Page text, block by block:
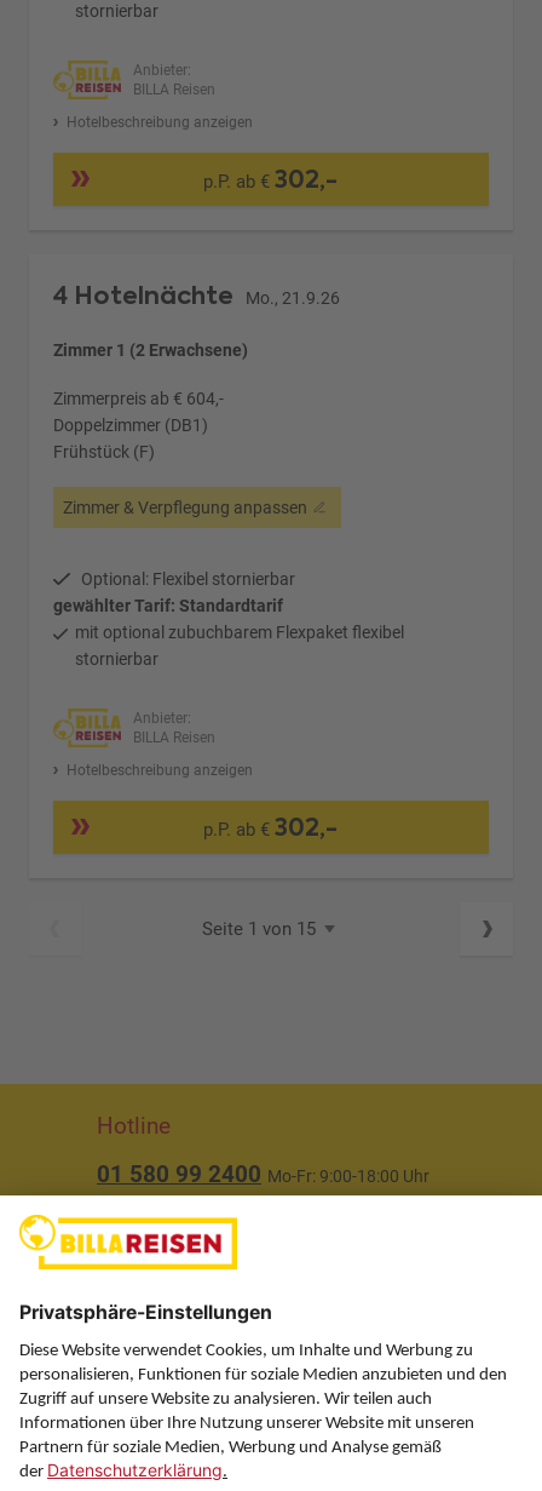
stornierbar
Anbieter:
BILLA Reisen
Hotelbeschreibung anzeigen
p.P. ab €302,-
4 Hotelnächte Mo., 21.9.26
Zimmer 1 (2 Erwachsene)
Zimmerpreis ab € 604,-
Doppelzimmer (DB1)
Frühstück (F)
Zimmer & Verpflegung anpassen
Optional: Flexibel stornierbar
gewählter Tarif: Standardtarif
mit optional zubuchbarem Flexpaket flexibel
stornierbar
Anbieter:
BILLA Reisen
Hotelbeschreibung anzeigen
p.P. ab €302,-
Seite 1 von 15
Hotline
01 580 99 2400 Mo-Fr: 9:00-18:00 Uhr
Über uns
Service
Information
Folgen Sie uns auf